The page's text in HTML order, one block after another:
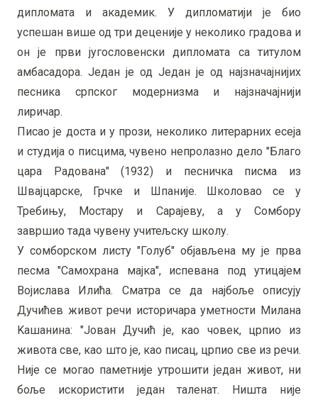
дипломата и академик. У дипломатији је био
успешан више од три деценије у неколико градова и
он је први југословенски дипломата са титулом
амбасадора. Један је од Један је од најзначајнијих
песника српског модернизма и најзначајнији
лиричар.
Писао је доста и у прози, неколико литерарних есеја
и студија о писцима, чувено непролазно дело "Благо
цара Радована" (1932) и песничка писма из
Швајцарске, Грчке и Шпаније. Школовао се у
Требињу, Мостару и Сарајеву, а у Сомбору
завршио тада чувену учитељску школу.
У сомборском листу "Голуб" објављена му је прва
песма "Самохрана мајка", испевана под утицајем
Војислава Илића. Сматра се да најбоље описују
Дучићев живот речи историчара уметности Милана
Kашанина: "Јован Дучић је, као човек, црпио из
живота све, као што је, као писац, црпио све из речи.
Није се могао паметније утрошити један живот, ни
боље искористити један таленат. Ништа није